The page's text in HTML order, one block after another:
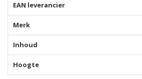
EAN leverancier
Merk
Inhoud
Hoogte